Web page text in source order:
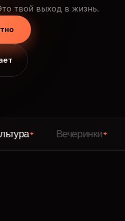
твой выход в жизнь.
Вечеринки✦